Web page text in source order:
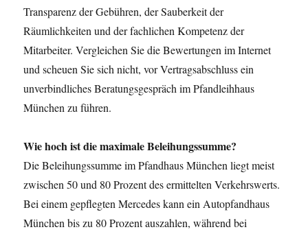
Transparenz der Gebühren, der Sauberkeit der
Räumlichkeiten und der fachlichen Kompetenz der
Mitarbeiter. Vergleichen Sie die Bewertungen im Internet
und scheuen Sie sich nicht, vor Vertragsabschluss ein
unverbindliches Beratungsgespräch im Pfandleihhaus
München zu führen.
Wie hoch ist die maximale Beleihungssumme?
Die Beleihungssumme im Pfandhaus München liegt meist
zwischen 50 und 80 Prozent des ermittelten Verkehrswerts.
Bei einem gepflegten Mercedes kann ein Autopfandhaus
München bis zu 80 Prozent auszahlen, während bei